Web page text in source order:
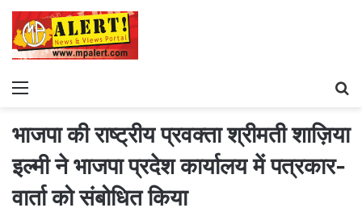
Menu
भाजपा की राष्ट्रीय प्रवक्ता श्रीमती शाज़िया
इल्मी ने भाजपा प्रदेश कार्यालय में पत्रकार-
वार्ता को संबोधित किया